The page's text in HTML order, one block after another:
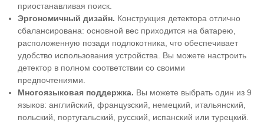
приостанавливая поиск.
Эргономичный дизайн. Конструкция детектора отлично
сбалансирована: основной вес приходится на батарею,
расположенную позади подлокотника, что обеспечивает
удобство использования устройства. Вы можете настроить
детектор в полном соответствии со своими
предпочтениями.
Многоязыковая поддержка. Вы можете выбрать один из 9
языков: английский, французский, немецкий, итальянский,
польский, португальский, русский, испанский или турецкий.